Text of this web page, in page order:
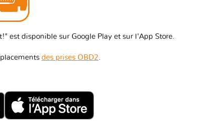
est disponible sur Google Play et sur l'App Store.
des prises OBD2.